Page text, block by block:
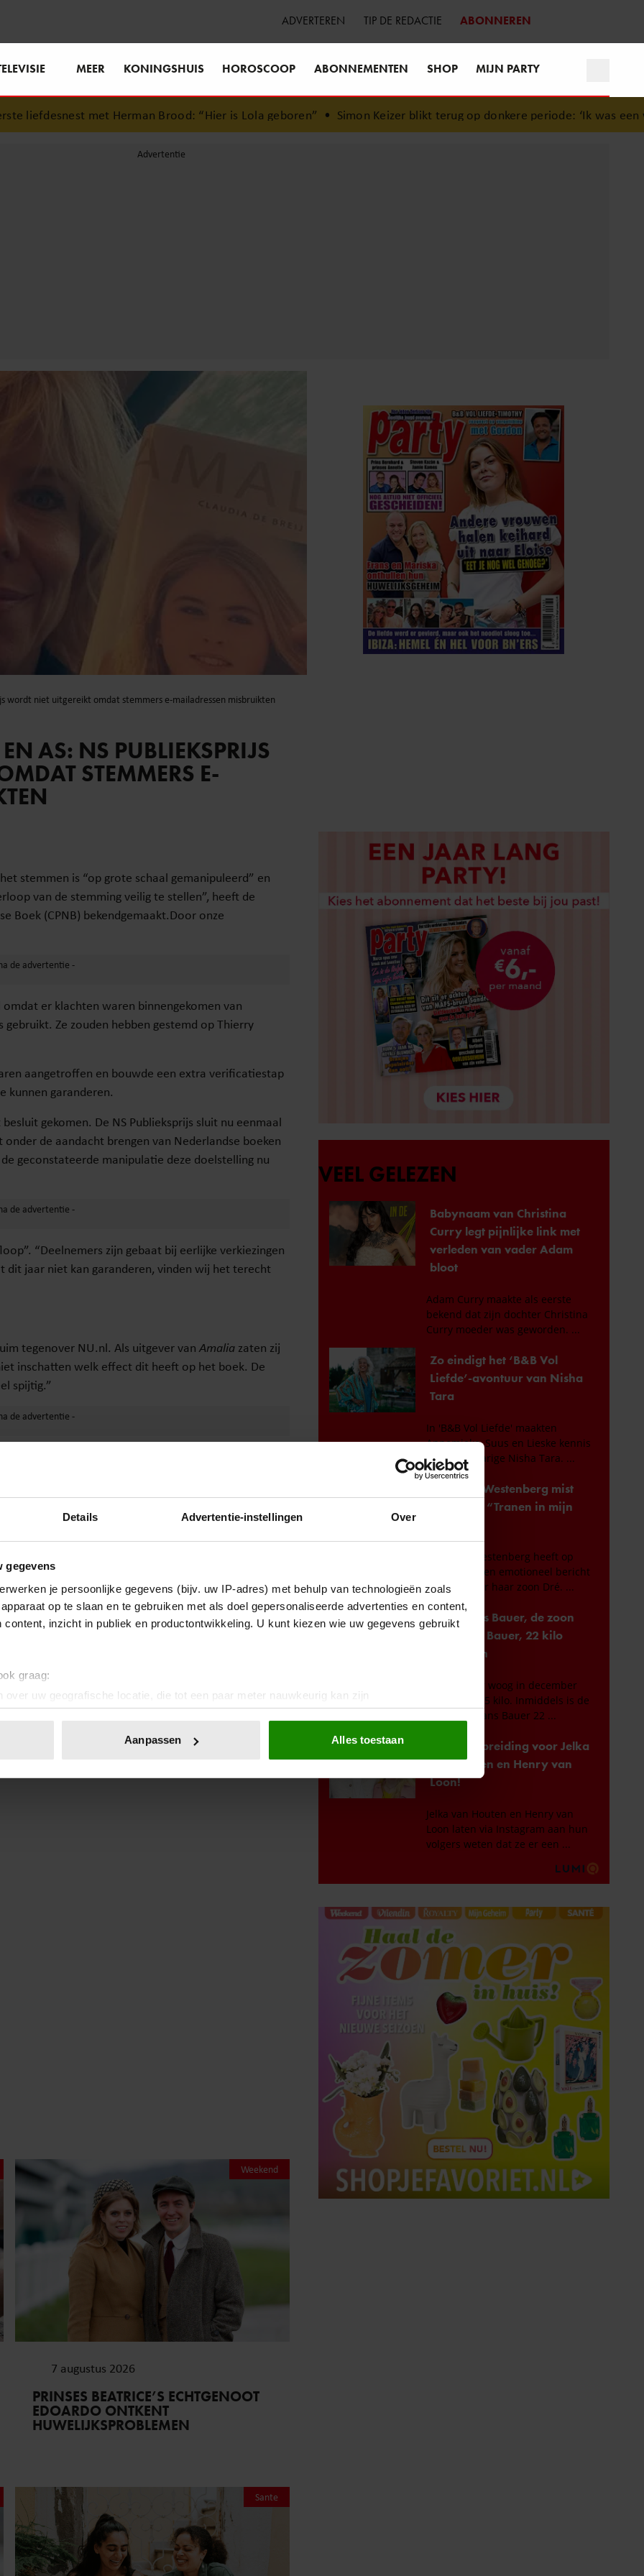
Details Advertentie-instellingen Over
gegevens
je persoonlijke gegevens (bijv. uw IP-adres) met behulp van technologieën zoals
op te slaan en te gebruiken met als doel gepersonaliseerde advertenties en content,
content, inzicht in publiek en productontwikkeling. U kunt kiezen wie uw gegevens gebruikt
graag:
over uw geografische locatie, die tot een paar meter nauwkeurig kan zijn
door het actief te scannen op specifieke eigenschappen (fingerprinting)
of intrekken in de Cookieverklaring.
en advertenties te personaliseren, om functies voor social media te bieden en om ons
Ook delen we informatie over uw gebruik van onze site met onze partners voor social
Deze partners kunnen deze gegevens combineren met andere informatie die u aan ze heeft
op basis van uw gebruik van hun services. U gaat akkoord met onze cookies als u
Aanpassen Alles toestaan
ADVERTEREN TIP DE REDACTIE ABONNEREN
MEER KONINGSHUIS HOROSCOOP ABONNEMENTEN SHOP MIJN PARTY
Herman Brood: “Hier is Lola geboren”•Simon Keizer blikt terug op donkere periode: ‘Ik was een wandelend
wordt niet uitgereikt omdat stemmers e-mailadressen misbruikten
AS: NS PUBLIEKSPRIJS
STEMMERS E-
stemmen is “op grote schaal gemanipuleerd” en
van de stemming veilig te stellen”, heeft de
Boek (CPNB) bekendgemaakt.Door onze
er klachten waren binnengekomen van
Ze zouden hebben gestemd op Thierry
aangetroffen en bouwde een extra verificatiestap
kunnen garanderen.
gekomen. De NS Publieksprijs sluit nu eenmaal
de aandacht brengen van Nederlandse boeken
geconstateerde manipulatie deze doelstelling nu
“Deelnemers zijn gebaat bij eerlijke verkiezingen
dit jaar niet kan garanderen, vinden wij het terecht
tegenover NU.nl. Als uitgever van Amalia zaten zij
inschatten welk effect dit heeft op het boek. De
spijtig.”
al haar ongenoegen blijken. “Ik begrijp dat de
schreef de cabaretier. “Maar zoals zo vaak bij
iedereen worden aangepast, in plaats van gewoon
NS Publieksprijs. Naast De Breijs boek ging het
van Esther Verhoef,
boekenprijzen van Nederland. Het prijzengeld dat
genomineerde auteurs verdeeld. Ook ontvangen ze
7 augustus 2026
HOE ONGEZOND ZIJN IJSJES?